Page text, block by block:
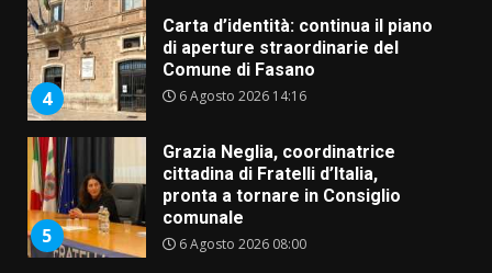
4
Carta d’identità: continua il piano
di aperture straordinarie del
Comune di Fasano
6 Agosto 2026 14:16
5
Grazia Neglia, coordinatrice
cittadina di Fratelli d’Italia,
pronta a tornare in Consiglio
comunale
6 Agosto 2026 08:00